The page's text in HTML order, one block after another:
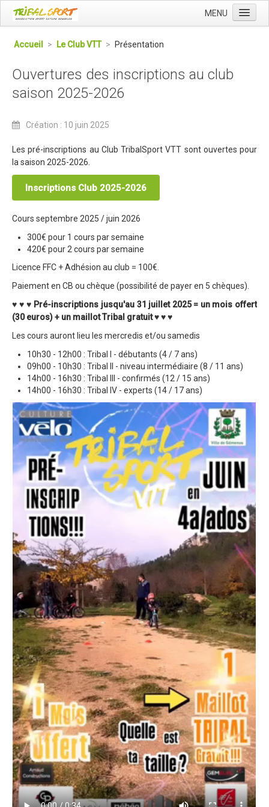
MENU
L'Association Tribal
Le Club Tribal VTT
Le Team Tribal
Gérer votre abonnement
Consulter les archives
Le Club VTT
Blog du Club
Présentation
Trips Enduro
Stages Perfectionnement
Séminaires Entreprises
S'inscrire aux Cours...
S'inscrire aux Stages / Sorties...
La page Instagram du club...
Contacter le Club
Enduro
Edition 2025
Blog 2025
Partenaires 2025
Affiche 2025
Règlement 2025
Programme 2025
Plans des parcours 2025
Photos / Vidéos 2025
Archives Enduros
Edition 2024
Blog 2024
Inscriptions 2024
Affiche 2024
Communiqué de presse 2024
Partenaires 2024
Règlement 2024
Plans des parcours 2024
Accueil > Le Club VTT > Présentation
Ouvertures des inscriptions au club
saison 2025-2026
Création : 10 juin 2025
Les pré-inscriptions au Club TribalSport VTT sont ouvertes pour
la saison 2025-2026.
Inscriptions Club 2025-2026
Cours septembre 2025 / juin 2026
300€ pour 1 cours par semaine
420€ pour 2 cours par semaine
Licence FFC + Adhésion au club = 100€.
Paiement en CB ou chèque (possibilité de payer en 5 chèques).
♥ ♥ ♥ Pré-inscriptions jusqu'au 31 juillet 2025 = un mois offert
(30 euros) + un maillot Tribal gratuit ♥ ♥ ♥
Les cours auront lieu les mercredis et/ou samedis
10h30 - 12h00 : Tribal I - débutants (4 / 7 ans)
09h00 - 10h30 : Tribal II - niveau intermédiaire (8 / 11 ans)
14h00 - 16h30 : Tribal III - confirmés (12 / 15 ans)
14h00 - 16h30 : Tribal IV - experts (14 / 17 ans)